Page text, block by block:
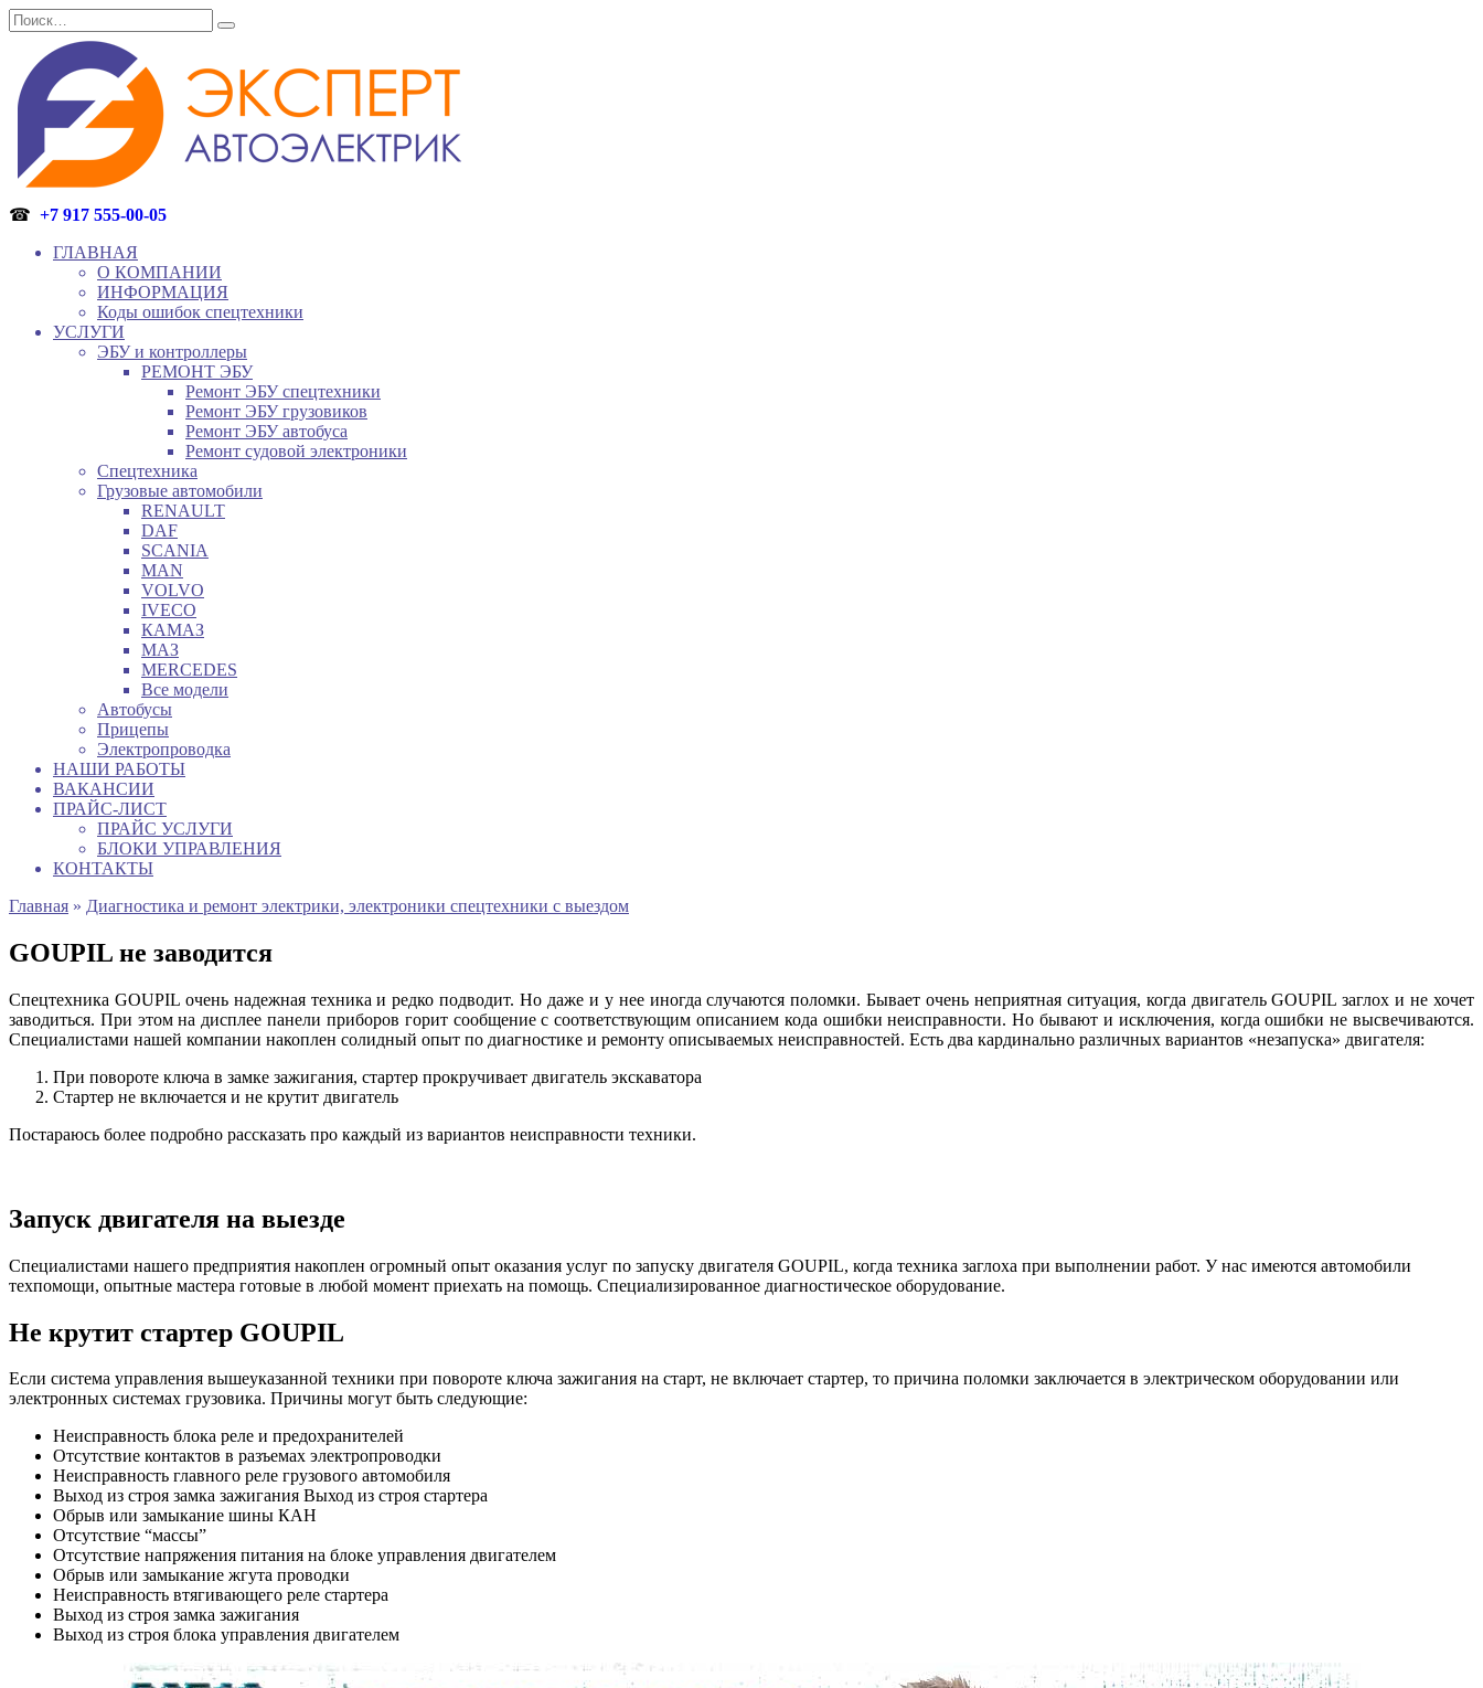
Перейти
к
содержанию
Search
for:
☎ +7 917 555-00-05
ГЛАВНАЯ
О КОМПАНИИ
ИНФОРМАЦИЯ
Коды ошибок спецтехники
УСЛУГИ
ЭБУ и контроллеры
РЕМОНТ ЭБУ
Ремонт ЭБУ спецтехники
Ремонт ЭБУ грузовиков
Ремонт ЭБУ автобуса
Ремонт судовой электроники
Спецтехника
Грузовые автомобили
RENAULT
DAF
SCANIA
MAN
VOLVO
IVECO
КАМАЗ
МАЗ
MERCEDES
Все модели
Автобусы
Прицепы
Электропроводка
НАШИ РАБОТЫ
ВАКАНСИИ
ПРАЙС-ЛИСТ
ПРАЙС УСЛУГИ
БЛОКИ УПРАВЛЕНИЯ
КОНТАКТЫ
Главная » Диагностика и ремонт электрики, электроники спецтехники с выездом
GOUPIL не заводится
Спецтехника GOUPIL очень надежная техника и редко подводит. Но даже и у нее иногда случаются поломки. Бывает очень неприятная ситуация, когда двигатель GOUPIL заглох и не хочет
заводиться. При этом на дисплее панели приборов горит сообщение с соответствующим описанием кода ошибки неисправности. Но бывают и исключения, когда ошибки не высвечиваются.
Специалистами нашей компании накоплен солидный опыт по диагностике и ремонту описываемых неисправностей. Есть два кардинально различных вариантов «незапуска» двигателя:
При повороте ключа в замке зажигания, стартер прокручивает двигатель экскаватора
Стартер не включается и не крутит двигатель
Постараюсь более подробно рассказать про каждый из вариантов неисправности техники.
Запуск двигателя на выезде
Специалистами нашего предприятия накоплен огромный опыт оказания услуг по запуску двигателя GOUPIL, когда техника заглоха при выполнении работ. У нас имеются автомобили
техпомощи, опытные мастера готовые в любой момент приехать на помощь. Специализированное диагностическое оборудование.
Не крутит стартер GOUPIL
Если система управления вышеуказанной техники при повороте ключа зажигания на старт, не включает стартер, то причина поломки заключается в электрическом оборудовании или
электронных системах грузовика. Причины могут быть следующие:
Неисправность блока реле и предохранителей
Отсутствие контактов в разъемах электропроводки
Неисправность главного реле грузового автомобиля
Выход из строя замка зажигания Выход из строя стартера
Обрыв или замыкание шины КАН
Отсутствие “массы”
Отсутствие напряжения питания на блоке управления двигателем
Обрыв или замыкание жгута проводки
Неисправность втягивающего реле стартера
Выход из строя замка зажигания
Выход из строя блока управления двигателем